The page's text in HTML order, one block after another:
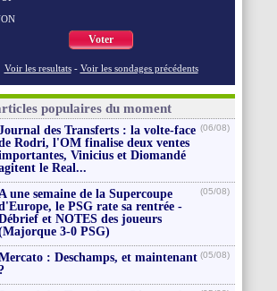
Voter
Voir les resultats - Voir les sondages précédents
populaires du moment
des Transferts : la volte-face
Rodri, l'OM finalise deux ventes
Vinicius et Diomandé
le Real...
(06/08)
une semaine de la Supercoupe
le PSG rate sa rentrée -
et NOTES des joueurs
3-0 PSG)
(05/08)
: Deschamps, et maintenant (05/08)